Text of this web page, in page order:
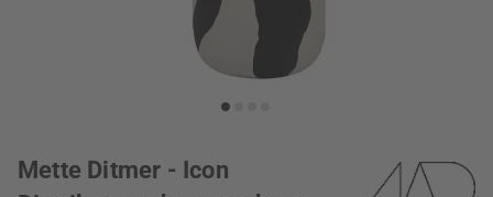
Mette Ditmer - Icon